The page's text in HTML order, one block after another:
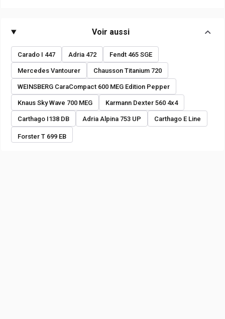
Voir aussi
Carado I 447 Adria 472 Fendt 465 SGE
Mercedes Vantourer Chausson Titanium 720
WEINSBERG CaraCompact 600 MEG Edition Pepper
Knaus Sky Wave 700 MEG Karmann Dexter 560 4x4
Carthago I138 DB Adria Alpina 753 UP Carthago E Line
Forster T 699 EB